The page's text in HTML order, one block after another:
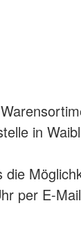
in
die
per E-